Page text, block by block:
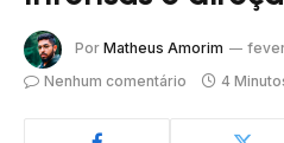
Por Matheus Amorim
Nenhum comentário
4